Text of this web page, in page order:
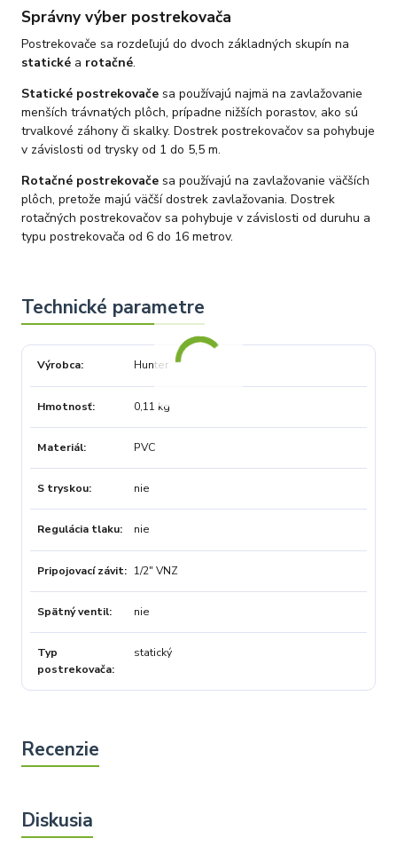
Správny výber postrekovača
Postrekovače sa rozdeľujú do dvoch základných skupín na
statické a rotačné.
Statické postrekovačesa používajú najmä na zavlažovanie
menších trávnatých plôch, prípadne nižších porastov, ako sú
trvalkové záhony či skalky. Dostrek postrekovačov sa pohybuje
v závislosti od trysky od 1 do 5,5 m.
Rotačné postrekovačesa používajú na zavlažovanie väčších
plôch, pretože majú väčší dostrek zavlažovania. Dostrek
rotačných postrekovačov sa pohybuje v závislosti od duruhu a
typu postrekovača od 6 do 16 metrov.
Výrobca Hunter
Hmotnosť 0,11 kg
Materiál PVC
S tryskou nie
Regulácia tlaku nie
Pripojovací závit 1/2" VNZ
Spätný ventil nie
Typ
postrekovača
statický